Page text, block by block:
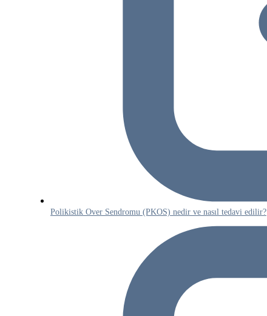
Polikistik Over Sendromu (PKOS) nedir ve nasıl tedavi edilir?